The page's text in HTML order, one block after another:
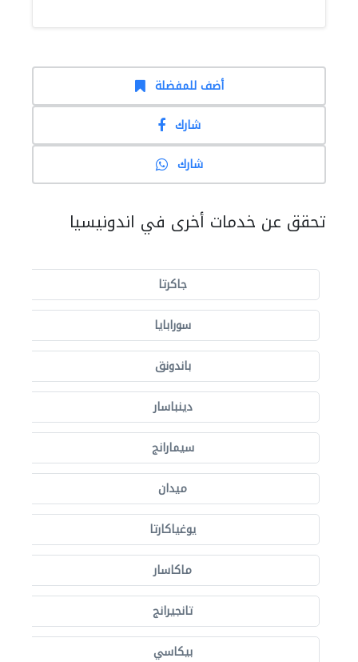
أضف للمفضلة
شارك
شارك
تحقق عن خدمات أخرى في اندونيسيا
جاكرتا
سورابايا
باندونق
دينباسار
سيمارانج
ميدان
يوغياكارتا
ماكاسار
تانجيرانج
بيكاسي